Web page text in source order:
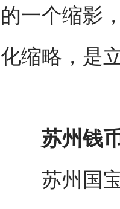
的一个缩影
化缩略，是
苏州钱币
苏州国宝